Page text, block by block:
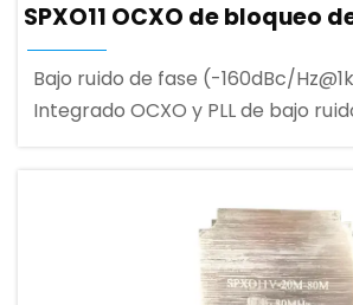
SPXO11 OCXO de bloqueo
Bajo ruido de fase (-160dBc/
Integrado OCXO y PLL de bajo